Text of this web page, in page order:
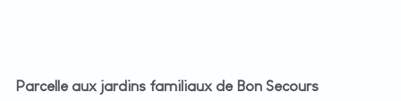
Parcelle aux jardins familiaux de Bon Secours